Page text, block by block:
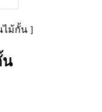
ไม้กั้น ]
น